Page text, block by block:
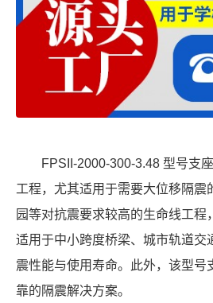
FPSII-2000-300-3.48 型号支
工程，尤其适用于需要大位移隔
园等对抗震要求较高的生命线工
适用于中小跨度桥梁、城市轨道
震性能与使用寿命。此外，该型
靠的隔震解决方案。